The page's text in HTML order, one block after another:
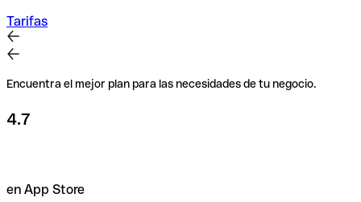
Tarifas
Encuentra el mejor plan para las necesidades de tu negocio.
4.7
en App Store